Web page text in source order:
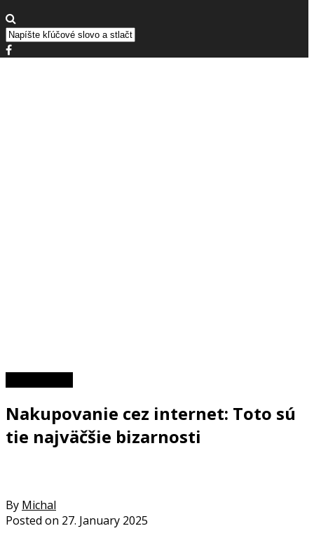
Nakupovanie cez internet: Toto sú
tie najväčšie bizarnosti
By Michal
Posted on 27. January 2025